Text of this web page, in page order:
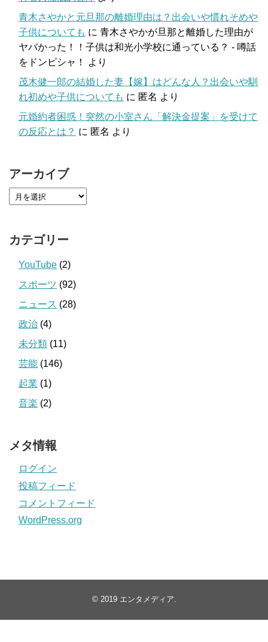
青木さやかと元旦那の離婚理由は？出会いや慣れそめや
子供についても に 青木さやかが旦那と離婚した理由が
ヤバかった！！子供は和光小学校に通っている？ - 噂話
をドンピシャ！
より
茂木健一郎の結婚した妻【嫁】はどんな人？出会いや馴
れ初めや子供についても に 匿名 より
元婚約者困惑！突然の小室さん「解決金提案」を受けて
の反応とは？ に 匿名 より
アーカイブ
カテゴリー
YouTube (2)
スポーツ (92)
ニュース (28)
政治 (4)
未分類 (11)
芸能 (146)
起業 (1)
音楽 (2)
メタ情報
ログイン
投稿フィード
コメントフィード
WordPress.org
© 2019 エンタメディア.